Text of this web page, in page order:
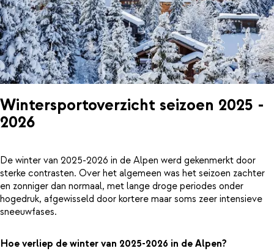
Wintersportoverzicht seizoen 2025 -
2026
De winter van 2025-2026 in de Alpen werd gekenmerkt door
sterke contrasten. Over het algemeen was het seizoen zachter
en zonniger dan normaal, met lange droge periodes onder
hogedruk, afgewisseld door kortere maar soms zeer intensieve
sneeuwfases.
Hoe verliep de winter van 2025-2026 in de Alpen?